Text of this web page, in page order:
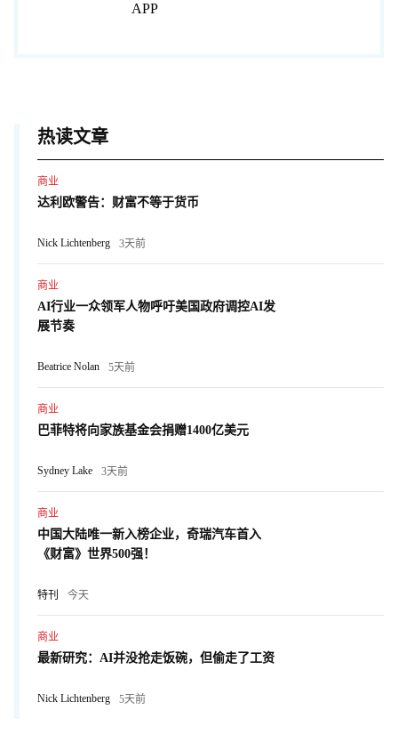
APP
热读文章
商业
达利欧警告：财富不等于货币
Nick Lichtenberg 3天前
商业
AI行业一众领军人物呼吁美国政府调控AI发
展节奏
Beatrice Nolan 5天前
商业
巴菲特将向家族基金会捐赠1400亿美元
Sydney Lake 3天前
商业
中国大陆唯一新入榜企业，奇瑞汽车首入
《财富》世界500强！
特刊 今天
商业
最新研究：AI并没抢走饭碗，但偷走了工资
Nick Lichtenberg 5天前